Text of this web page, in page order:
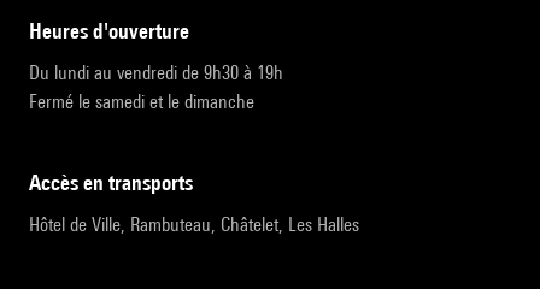
heures d'ouverture
Du lundi au vendredi de 9h30 à 19h
Fermé le samedi et le dimanche
accès en transports
Hôtel de Ville, Rambuteau, Châtelet, Les Halles